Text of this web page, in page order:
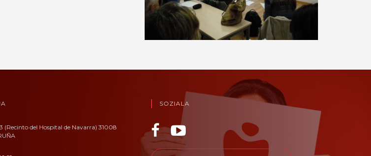
(Recinto del Hospital de Navarra) 31008
SOZIALA